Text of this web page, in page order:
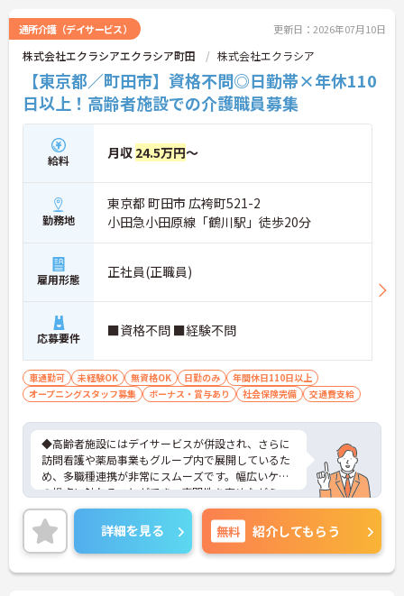
◆施設ごとの課題を話し合う「スタッフミーティン
グ」や、利用者様へのケアを考える「ケースカンフ
ァレンス」を実施しています。新人・ベテランに関
係なく意見交換を行い、みんなで解決策を考えるフ
ラットな関係性です。また、虐待防止研修などを通
じて「良いケア・悪いケア」の線引きを明確にし、
職員全員が安心して働ける、誇りを持てる職場環境
づくりに取り組んでいます。
通所介護（デイサービス） 更新日：2026年07月10日
株式会社エクラシアエクラシア町田 株式会社エクラシア
【東京都／町田市】資格不問◎日勤帯×年休110
日以上！高齢者施設での介護職員募集
給料 月収 24.5万円～
勤務地
東京都 町田市 広袴町521-2
小田急小田原線「鶴川駅」徒歩20分
雇用形態 正社員(正職員)
応募要件 ■資格不問 ■経験不問
車通勤可 未経験OK 無資格OK 日勤のみ
年間休日110日以上
オープニングスタッフ募集
ボーナス・賞与あり 社会保険完備 交通費支給
◆高齢者施設にはデイサービスが併設され、さらに
訪問看護や薬局事業もグループ内で展開しているた
め、多職種連携が非常にスムーズです。幅広いケア
の視点に触れることができ、専門性を高めながらス
キルアップできる土壌があります。
◆「学びたい」という意欲を全力で応援する職場で
す。資格取得支援制度を利用すれば、介護職員初任
者研修や実務者研修などの費用を会社負担で取得可
能です。資格を取得するごとにしっかりと給与に反
詳細を見る 無料 紹介してもらう